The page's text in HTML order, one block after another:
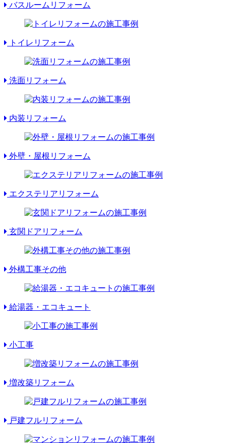
バスルームリフォーム
トイレリフォーム
洗面リフォーム
内装リフォーム
外壁・屋根リフォーム
エクステリアリフォーム
玄関ドアリフォーム
外構工事その他
給湯器・エコキュート
小工事
増改築リフォーム
戸建フルリフォーム